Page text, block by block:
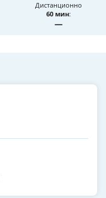
Дистанционно
60 мин:
—